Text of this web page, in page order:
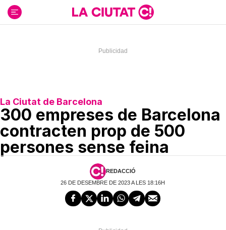
contenido
La Ciutat de Barcelona
300 empreses de Barcelona
contracten prop de 500
persones sense feina
REDACCIÓ
26 DE DESEMBRE DE 2023 A LES 18:16H